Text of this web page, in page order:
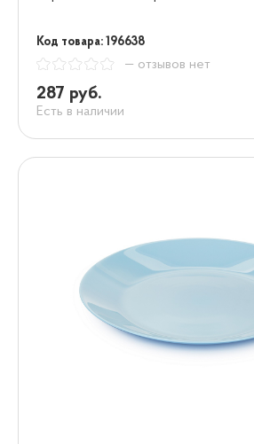
Код товара: 196638
— отзывов нет
287 руб.
Есть в наличии